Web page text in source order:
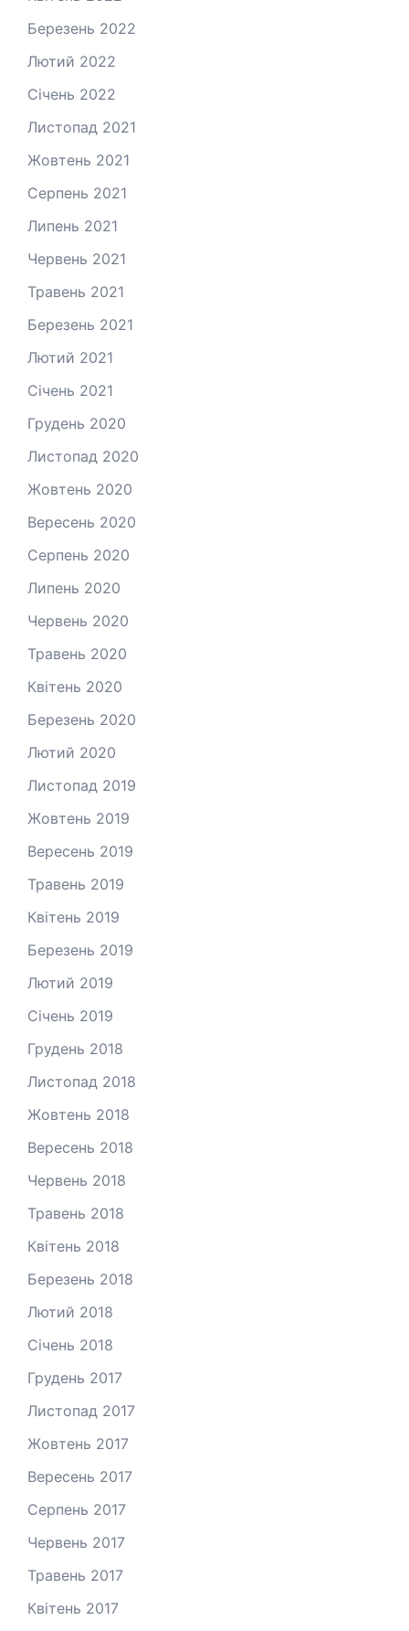
Березень 2022
Лютий 2022
Січень 2022
Листопад 2021
Жовтень 2021
Серпень 2021
Липень 2021
Червень 2021
Травень 2021
Березень 2021
Лютий 2021
Січень 2021
Грудень 2020
Листопад 2020
Жовтень 2020
Вересень 2020
Серпень 2020
Липень 2020
Червень 2020
Травень 2020
Квітень 2020
Березень 2020
Лютий 2020
Листопад 2019
Жовтень 2019
Вересень 2019
Травень 2019
Квітень 2019
Березень 2019
Лютий 2019
Січень 2019
Грудень 2018
Листопад 2018
Жовтень 2018
Вересень 2018
Червень 2018
Травень 2018
Квітень 2018
Березень 2018
Лютий 2018
Січень 2018
Грудень 2017
Листопад 2017
Жовтень 2017
Вересень 2017
Серпень 2017
Червень 2017
Травень 2017
Квітень 2017